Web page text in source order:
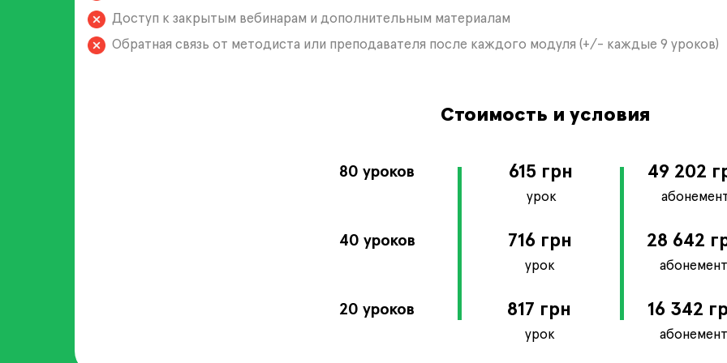
Обратная связь от методиста или преподавателя после каждого модуля (+/- каждые 9 уроков)
Доступ к закрытым вебинарам и дополнительным материалам
Стоимость и условия
80 уроков 615 грн
урок
49 202
40 уроков 716 грн
урок
28 642
абонемент
20 уроков 817 грн
урок
16 342
абонемент